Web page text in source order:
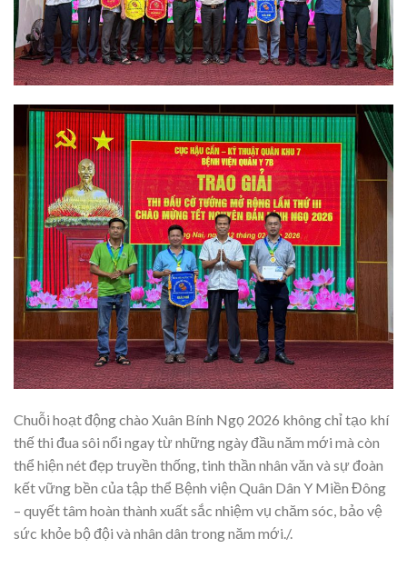
Chuỗi hoạt động chào Xuân Bính Ngọ 2026 không chỉ tạo khí
thế thi đua sôi nổi ngay từ những ngày đầu năm mới mà còn
thể hiện nét đẹp truyền thống, tinh thần nhân văn và sự đoàn
kết vững bền của tập thể Bệnh viện Quân Dân Y Miền Đông
– quyết tâm hoàn thành xuất sắc nhiệm vụ chăm sóc, bảo vệ
sức khỏe bộ đội và nhân dân trong năm mới./.